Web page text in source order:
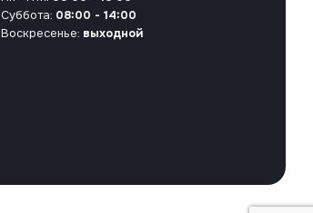
Суббота: 08:00 - 14:00
Воскресенье: выходной